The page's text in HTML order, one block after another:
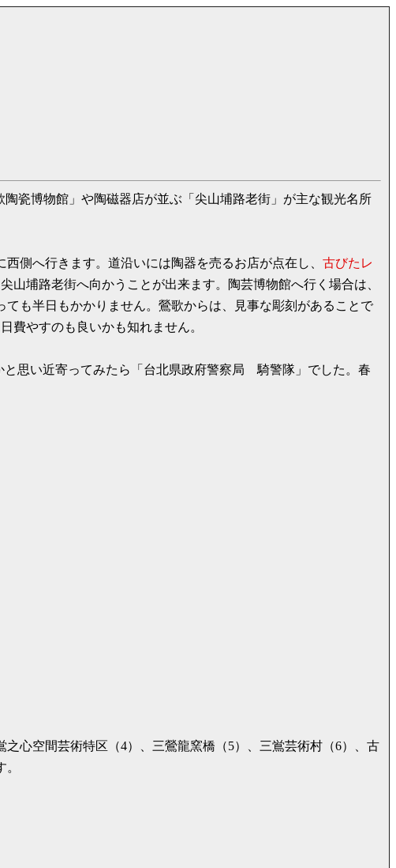
瓷博物館」や陶磁器店が並ぶ「尖山埔路老街」が主な観光名所
側へ行きます。道沿いには陶器を売るお店が点在し、 古びたレ
山埔路老街へ向かうことが出来ます。陶芸博物館へ行く場合は、
も半日もかかりません。鶯歌からは、見事な彫刻があることで
費やすのも良いかも知れません。
思い近寄ってみたら「台北県政府警察局 騎警隊」でした。春
心空間芸術特区（4）、三鶯龍窯橋（5）、三鴬芸術村（6）、古